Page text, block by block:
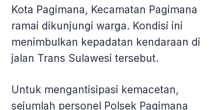
Kota Pagimana, Kecamatan Pagimana
ramai dikunjungi warga. Kondisi ini
menimbulkan kepadatan kendaraan di
jalan Trans Sulawesi tersebut.
Untuk mengantisipasi kemacetan,
sejumlah personel Polsek Pagimana